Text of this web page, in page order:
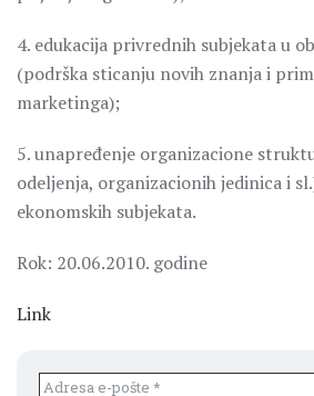
4. edukacija privrednih subjekata u
(podrška sticanju novih znanja i
marketinga);
5. unapređenje organizacione
odeljenja, organizacionih jedinica i
ekonomskih subjekata.
Rok: 20.06.2010. godine
Link